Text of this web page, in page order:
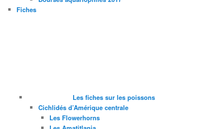
Fiches
Les fiches sur les poissons
Cichlidés d’Amérique centrale
Les Flowerhorns